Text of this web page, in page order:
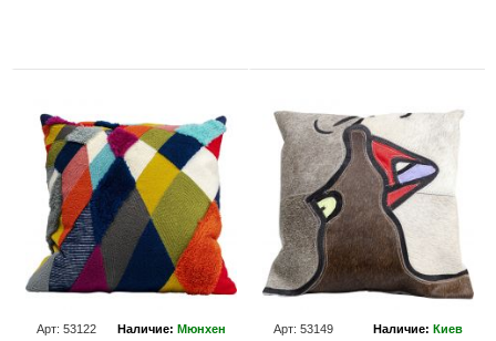
Арт: 53122 Наличие: Мюнхен Арт: 53149 Наличие: Киев